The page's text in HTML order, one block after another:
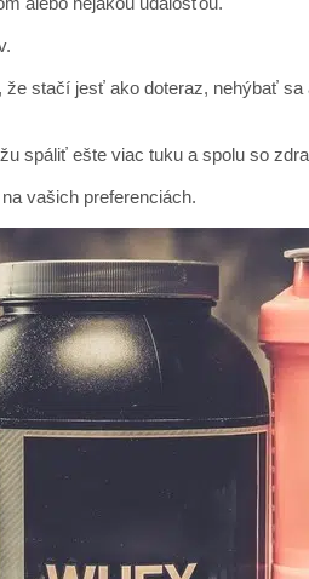
stačí jesť ako doteraz, nehýbať
spáliť ešte viac tuku a spolu so
vašich preferenciách.